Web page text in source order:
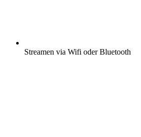
Streamen via Wifi oder Bluetooth